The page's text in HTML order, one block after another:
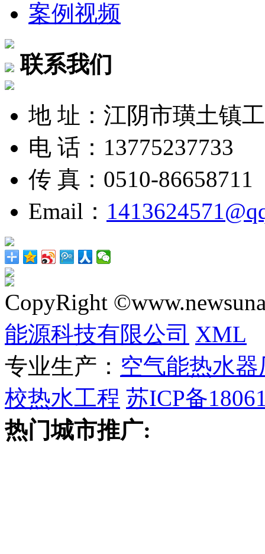
案例视频
联系我们
地 址：江阴市璜土镇
电 话：13775237733
传 真：0510-86658711
Email：
CopyRight
能源科技有限公司 XML
专业生产： 空气能热水器
校热水工程 苏ICP备
热门城市推广: